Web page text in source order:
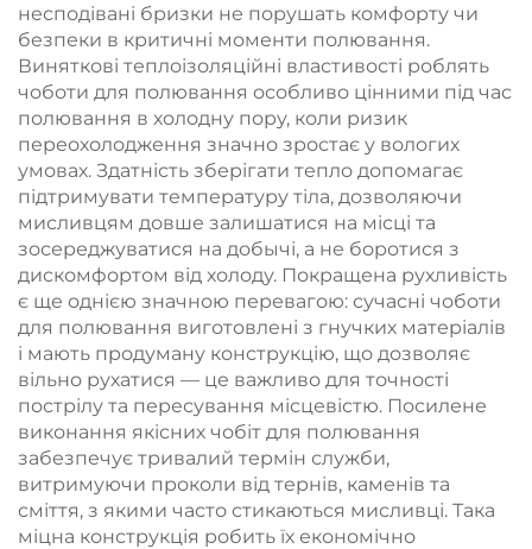
несподівані бризки не порушать комфорту чи
безпеки в критичні моменти полювання.
Виняткові теплоізоляційні властивості роблять
чоботи для полювання особливо цінними під час
полювання в холодну пору, коли ризик
переохолодження значно зростає у вологих
умовах. Здатність зберігати тепло допомагає
підтримувати температуру тіла, дозволяючи
мисливцям довше залишатися на місці та
зосереджуватися на добычі, а не боротися з
дискомфортом від холоду. Покращена рухливість
є ще однією значною перевагою: сучасні чоботи
для полювання виготовлені з гнучких матеріалів
і мають продуману конструкцію, що дозволяє
вільно рухатися — це важливо для точності
пострілу та пересування місцевістю. Посилене
виконання якісних чобіт для полювання
забезпечує тривалий термін служби,
витримуючи проколи від тернів, каменів та
сміття, з якими часто стикаються мисливці. Така
міцна конструкція робить їх економічно